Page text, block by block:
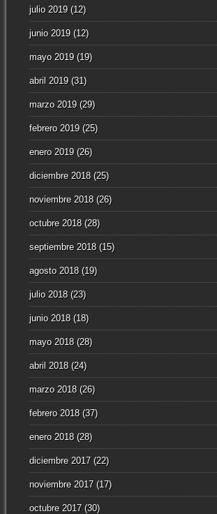
julio 2019(12)
junio 2019(12)
mayo 2019(19)
abril 2019(31)
marzo 2019(29)
febrero 2019(25)
enero 2019(26)
diciembre 2018(25)
noviembre 2018(26)
octubre 2018(28)
septiembre 2018(15)
agosto 2018(19)
julio 2018(23)
junio 2018(18)
mayo 2018(28)
abril 2018(24)
marzo 2018(26)
febrero 2018(37)
enero 2018(28)
diciembre 2017(22)
noviembre 2017(17)
octubre 2017(30)